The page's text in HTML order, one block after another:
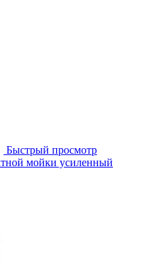
Быстрый просмотр
мойки усиленный